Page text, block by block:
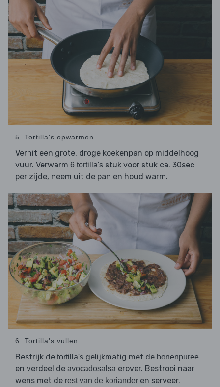
5. Tortilla's opwarmen
Verhit een grote, droge koekenpan op middelhoog
vuur. Verwarm 6 tortilla's stuk voor stuk ca. 30sec
per zijde, neem uit de pan en houd warm.
6. Tortilla's vullen
Bestrijk de tortilla's gelijkmatig met de bonenpuree
en verdeel de avocadosalsa erover. Bestrooi naar
wens met de rest van de koriander en serveer.